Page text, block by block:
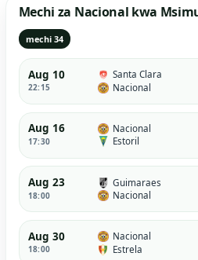
Mechi za Nacional kwa
mechi 34
Aug 10
22:15
Santa Clara
Nacional
Aug 16
17:30
Nacional
Estoril
Aug 23
18:00
Guimaraes
Nacional
Aug 30
18:00
Nacional
Estrela